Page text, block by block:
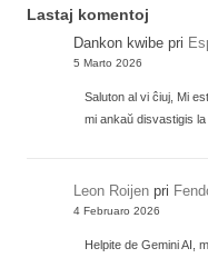
Lastaj komentoj
Dankon kwibe pri
5 Marto 2026
Saluton al vi ĉiuj, Mi
mi ankaŭ disvastigis
Leon Roijen pri
4 Februaro 2026
Helpite de Gemini AI,